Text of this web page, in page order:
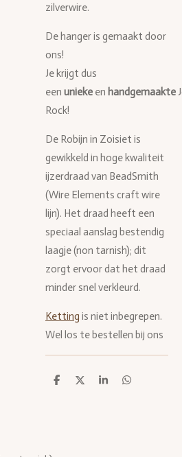
zilverwire.
De hanger is gemaakt door
ons!
Je krijgt dus
een unieke en handgemaakte
Rock!
De Robijn in Zoisiet is
gewikkeld in hoge kwaliteit
ijzerdraad van BeadSmith
(Wire Elements craft wire
lijn). Het draad heeft een
speciaal aanslag bestendig
laagje (non tarnish); dit
zorgt ervoor dat het draad
minder snel verkleurd.
Ketting is niet inbegrepen.
Wel los te bestellen bij ons
D
D
S
D